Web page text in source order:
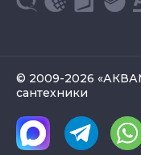
© 2009-2026
сантехники